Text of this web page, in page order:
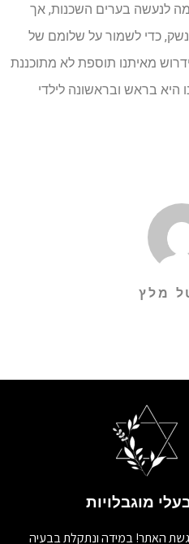
לנעשה בערים השכנות, אך
כדי לשמור על שלומם של
ידרוש מאיתנו תוספת לא מתוכננת
היא בראש ובראשונה לילדי
מלץ
מוגבלויות
האתר! במידה ונתקלת בבעיה